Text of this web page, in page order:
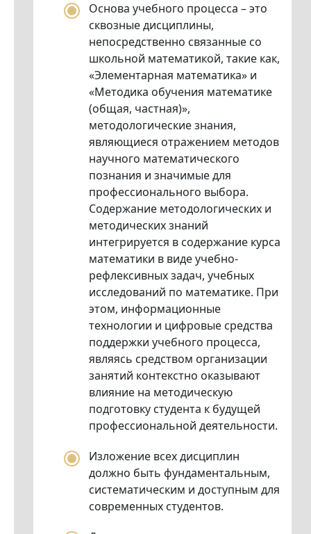
Основа учебного процесса – это
сквозные дисциплины,
непосредственно связанные со
школьной математикой, такие как,
«Элементарная математика» и
«Методика обучения математике
(общая, частная)»,
методологические знания,
являющиеся отражением методов
научного математического
познания и значимые для
профессионального выбора.
Содержание методологических и
методических знаний
интегрируется в содержание курса
математики в виде учебно-
рефлексивных задач, учебных
исследований по математике. При
этом, информационные
технологии и цифровые средства
поддержки учебного процесса,
являясь средством организации
занятий контекстно оказывают
влияние на методическую
подготовку студента к будущей
профессиональной деятельности.
Изложение всех дисциплин
должно быть фундаментальным,
систематическим и доступным для
современных студентов.